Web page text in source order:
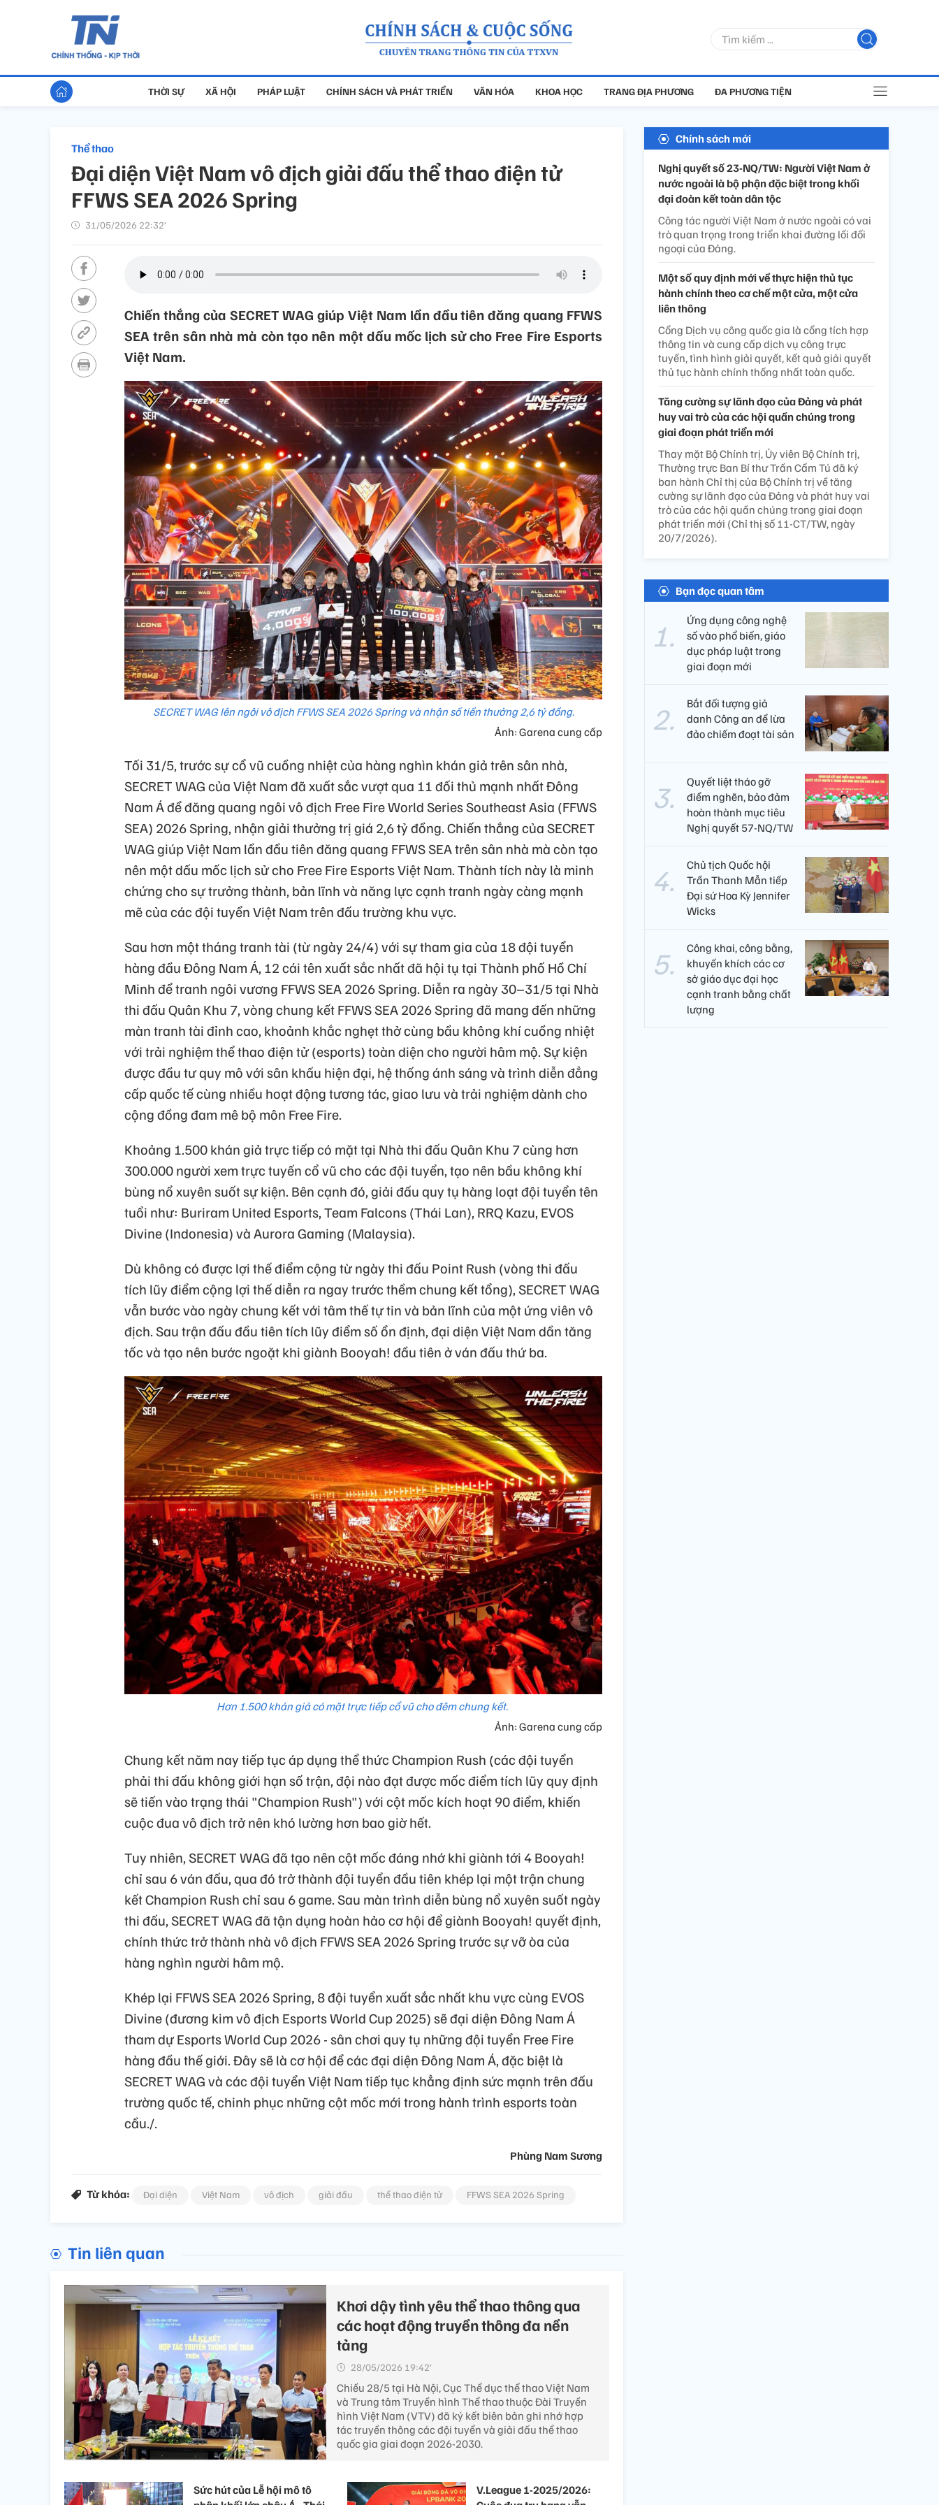
THỜI SỰ XÃ HỘI PHÁP LUẬT CHÍNH SÁCH VÀ PHÁT TRIỂN VĂN HÓA KHOA HỌC TRANG ĐỊA PHƯƠNG ĐA PHƯƠNG TIỆN
Thể thao
Đại diện Việt Nam vô địch giải đấu thể thao điện tử
FFWS SEA 2026 Spring
31/05/2026 22:32’
Chiến thắng của SECRET WAG giúp Việt Nam lần đầu tiên đăng quang FFWS
SEA trên sân nhà mà còn tạo nên một dấu mốc lịch sử cho Free Fire Esports
Việt Nam.
SECRET WAG lên ngôi vô địch FFWS SEA 2026 Spring và nhận số tiền thưởng 2,6 tỷ đồng.
Ảnh: Garena cung cấp
Tối 31/5, trước sự cổ vũ cuồng nhiệt của hàng nghìn khán giả trên sân nhà,
SECRET WAG của Việt Nam đã xuất sắc vượt qua 11 đối thủ mạnh nhất Đông
Nam Á để đăng quang ngôi vô địch Free Fire World Series Southeast Asia (FFWS
SEA) 2026 Spring, nhận giải thưởng trị giá 2,6 tỷ đồng. Chiến thắng của SECRET
WAG giúp Việt Nam lần đầu tiên đăng quang FFWS SEA trên sân nhà mà còn tạo
nên một dấu mốc lịch sử cho Free Fire Esports Việt Nam. Thành tích này là minh
chứng cho sự trưởng thành, bản lĩnh và năng lực cạnh tranh ngày càng mạnh
mẽ của các đội tuyển Việt Nam trên đấu trường khu vực.
Sau hơn một tháng tranh tài (từ ngày 24/4) với sự tham gia của 18 đội tuyển
hàng đầu Đông Nam Á, 12 cái tên xuất sắc nhất đã hội tụ tại Thành phố Hồ Chí
Minh để tranh ngôi vương FFWS SEA 2026 Spring. Diễn ra ngày 30–31/5 tại Nhà
thi đấu Quân Khu 7, vòng chung kết FFWS SEA 2026 Spring đã mang đến những
màn tranh tài đỉnh cao, khoảnh khắc nghẹt thở cùng bầu không khí cuồng nhiệt
với trải nghiệm thể thao điện tử (esports) toàn diện cho người hâm mộ. Sự kiện
được đầu tư quy mô với sân khấu hiện đại, hệ thống ánh sáng và trình diễn đẳng
cấp quốc tế cùng nhiều hoạt động tương tác, giao lưu và trải nghiệm dành cho
cộng đồng đam mê bộ môn Free Fire.
Khoảng 1.500 khán giả trực tiếp có mặt tại Nhà thi đấu Quân Khu 7 cùng hơn
300.000 người xem trực tuyến cổ vũ cho các đội tuyển, tạo nên bầu không khí
bùng nổ xuyên suốt sự kiện. Bên cạnh đó, giải đấu quy tụ hàng loạt đội tuyển tên
tuổi như: Buriram United Esports, Team Falcons (Thái Lan), RRQ Kazu, EVOS
Divine (Indonesia) và Aurora Gaming (Malaysia).
Dù không có được lợi thế điểm cộng từ ngày thi đấu Point Rush (vòng thi đấu
tích lũy điểm cộng lợi thế diễn ra ngay trước thềm chung kết tổng), SECRET WAG
vẫn bước vào ngày chung kết với tâm thế tự tin và bản lĩnh của một ứng viên vô
địch. Sau trận đấu đầu tiên tích lũy điểm số ổn định, đại diện Việt Nam dần tăng
tốc và tạo nên bước ngoặt khi giành Booyah! đầu tiên ở ván đấu thứ ba.
Hơn 1.500 khán giả có mặt trực tiếp cổ vũ cho đêm chung kết.
Ảnh: Garena cung cấp
Chung kết năm nay tiếp tục áp dụng thể thức Champion Rush (các đội tuyển
phải thi đấu không giới hạn số trận, đội nào đạt được mốc điểm tích lũy quy định
sẽ tiến vào trạng thái "Champion Rush") với cột mốc kích hoạt 90 điểm, khiến
cuộc đua vô địch trở nên khó lường hơn bao giờ hết.
Tuy nhiên, SECRET WAG đã tạo nên cột mốc đáng nhớ khi giành tới 4 Booyah!
chỉ sau 6 ván đấu, qua đó trở thành đội tuyển đầu tiên khép lại một trận chung
kết Champion Rush chỉ sau 6 game. Sau màn trình diễn bùng nổ xuyên suốt ngày
thi đấu, SECRET WAG đã tận dụng hoàn hảo cơ hội để giành Booyah! quyết định,
chính thức trở thành nhà vô địch FFWS SEA 2026 Spring trước sự vỡ òa của
hàng nghìn người hâm mộ.
Khép lại FFWS SEA 2026 Spring, 8 đội tuyển xuất sắc nhất khu vực cùng EVOS
Divine (đương kim vô địch Esports World Cup 2025) sẽ đại diện Đông Nam Á
tham dự Esports World Cup 2026 - sân chơi quy tụ những đội tuyển Free Fire
hàng đầu thế giới. Đây sẽ là cơ hội để các đại diện Đông Nam Á, đặc biệt là
SECRET WAG và các đội tuyển Việt Nam tiếp tục khẳng định sức mạnh trên đấu
trường quốc tế, chinh phục những cột mốc mới trong hành trình esports toàn
cầu./.
Phùng Nam Sương
Từ khóa: Đại diện Việt Nam vô địch giải đấu thể thao điện tử FFWS SEA 2026 Spring
Tin liên quan
Khơi dậy tình yêu thể thao thông qua
các hoạt động truyền thông đa nền
tảng
28/05/2026 19:42’
Chiều 28/5 tại Hà Nội, Cục Thể dục thể thao Việt Nam
và Trung tâm Truyền hình Thể thao thuộc Đài Truyền
hình Việt Nam (VTV) đã ký kết biên bản ghi nhớ hợp
tác truyền thông các đội tuyển và giải đấu thể thao
quốc gia giai đoạn 2026-2030.
Sức hút của Lễ hội mô tô
V.League 1-2025/2026:
Chính sách mới
Nghị quyết số 23-NQ/TW: Người Việt Nam ở
nước ngoài là bộ phận đặc biệt trong khối
đại đoàn kết toàn dân tộc
Công tác người Việt Nam ở nước ngoài có vai
trò quan trọng trong triển khai đường lối đối
ngoại của Đảng.
Một số quy định mới về thực hiện thủ tục
hành chính theo cơ chế một cửa, một cửa
liên thông
Cổng Dịch vụ công quốc gia là cổng tích hợp
thông tin và cung cấp dịch vụ công trực
tuyến, tình hình giải quyết, kết quả giải quyết
thủ tục hành chính thống nhất toàn quốc.
Tăng cường sự lãnh đạo của Đảng và phát
huy vai trò của các hội quần chúng trong
giai đoạn phát triển mới
Thay mặt Bộ Chính trị, Ủy viên Bộ Chính trị,
Thường trực Ban Bí thư Trần Cẩm Tú đã ký
ban hành Chỉ thị của Bộ Chính trị về tăng
cường sự lãnh đạo của Đảng và phát huy vai
trò của các hội quần chúng trong giai đoạn
phát triển mới (Chỉ thị số 11-CT/TW, ngày
20/7/2026).
Bạn đọc quan tâm
Ứng dụng công nghệ
số vào phổ biến, giáo
dục pháp luật trong
giai đoạn mới
Bắt đối tượng giả
danh Công an để lừa
đảo chiếm đoạt tài sản
Quyết liệt tháo gỡ
điểm nghẽn, bảo đảm
hoàn thành mục tiêu
Nghị quyết 57-NQ/TW
Chủ tịch Quốc hội
Trần Thanh Mẫn tiếp
Đại sứ Hoa Kỳ Jennifer
Wicks
Công khai, công bằng,
khuyến khích các cơ
sở giáo dục đại học
cạnh tranh bằng chất
lượng​